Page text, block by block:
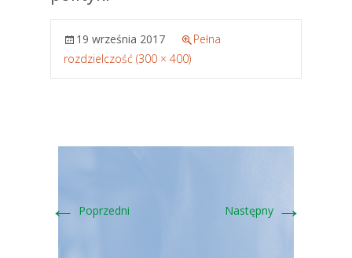
19 września 2017
Pełna
rozdzielczość (300 × 400)
← Poprzedni Następny →